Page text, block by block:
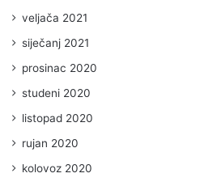
veljača 2021
siječanj 2021
prosinac 2020
studeni 2020
listopad 2020
rujan 2020
kolovoz 2020